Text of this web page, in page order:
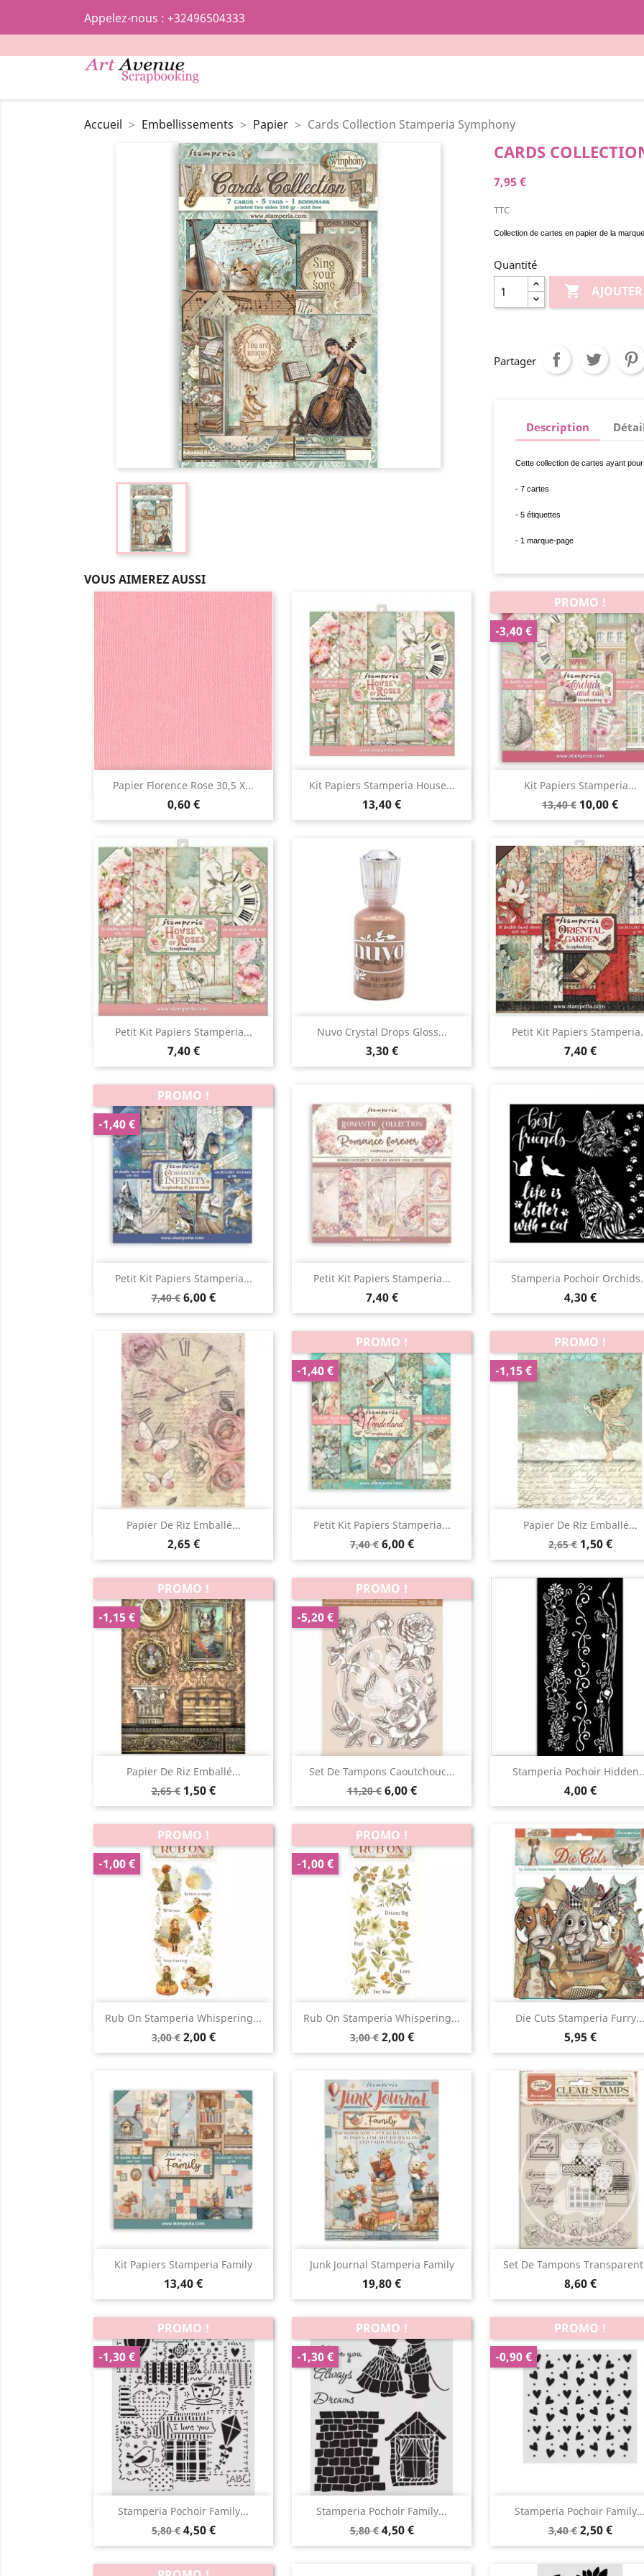
Appelez-nous : +32496504333
Accueil Embellissements Papier Cards Collection Stamperia Symphony
CARDS
7,95 €
TTC
Collection de cartes en papier de la
Quantité

Partager
Description
Cette collection de cartes ayant
- 7 cartes
- 5 étiquettes
- 1 marque-page
VOUS AIMEREZ AUSSI
Papier Florence Rose 30,5 X...
0,60 €
Aperçu rapide Kit Papiers Stamperia House...
13,40 €
Aperçu rapide
Kit Papiers Stamperia...
13,40 € 10,00 €
PROMO !
-3,40 €
Aperçu rapide
Petit Kit Papiers Stamperia...
7,40 €
Aperçu rapide Nuvo Crystal Drops Gloss...
3,30 €
Aperçu rapide Petit Kit Papiers
7,40 €
Aperçu rapide
Petit Kit Papiers Stamperia...
7,40 € 6,00 €
PROMO !
-1,40 €
Aperçu rapide Petit Kit Papiers Stamperia...
7,40 €
Aperçu rapide Stamperia Pochoir
4,30 €
Aperçu rapide
Papier De Riz Emballé...
2,65 €
Aperçu rapide
Petit Kit Papiers Stamperia...
7,40 € 6,00 €
PROMO !
-1,40 €
Aperçu rapide
Papier De Riz Emballé...
2,65 € 1,50 €
PROMO !
-1,15 €
Aperçu rapide
Papier De Riz Emballé...
2,65 € 1,50 €
PROMO !
-1,15 €
Aperçu rapide
Set De Tampons Caoutchouc...
11,20 € 6,00 €
PROMO !
-5,20 €
Aperçu rapide Stamperia Pochoir
4,00 €
Aperçu rapide
Rub On Stamperia Whispering...
3,00 € 2,00 €
PROMO !
-1,00 €
Aperçu rapide
Rub On Stamperia Whispering...
3,00 € 2,00 €
PROMO !
-1,00 €
Aperçu rapide Die Cuts Stamperia Furry...
5,95 €
Aperçu rapide
Kit Papiers Stamperia Family
13,40 €
Aperçu rapide Junk Journal Stamperia Family
19,80 €
Aperçu rapide Set De Tampons
8,60 €
Aperçu rapide
Stamperia Pochoir Family...
5,80 € 4,50 €
PROMO !
-1,30 €
Aperçu rapide
Stamperia Pochoir Family...
5,80 € 4,50 €
PROMO !
-1,30 €
Aperçu rapide
Stamperia Pochoir Family...
3,40 € 2,50 €
PROMO !
-0,90 €
Aperçu rapide